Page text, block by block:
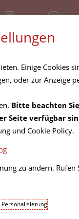
Anfrage
Tape
B
32,60
Einige Cookies
oder zur Anzeige
Bitte beachten
Seite verfügbar
und Cookie Policy.
zu ändern. Rufen
Personalisierung